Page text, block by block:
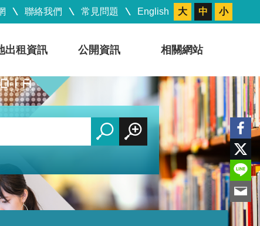
聯絡我們 常見問題 English 大 中 小
出租資訊 公開資訊 相關網站